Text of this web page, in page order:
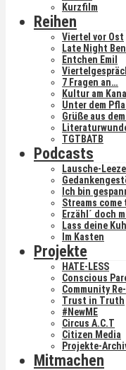
Kurzfilm
Reihen
Viertel vor Ost
Late Night
Entchen Emil
7 Fragen an…
Kultur am Kanal
Unter dem
Grüße aus
TGTBATB
Podcasts
Lausche-Leeze
Ich bin
Streams come
Erzähl´ doch
Lass deine
Im Kasten
Projekte
HATE-LESS
Conscious
Community
Trust in Truth
#NewME
Circus A.C.T
Citizen Media
Projekte-
Mitmachen